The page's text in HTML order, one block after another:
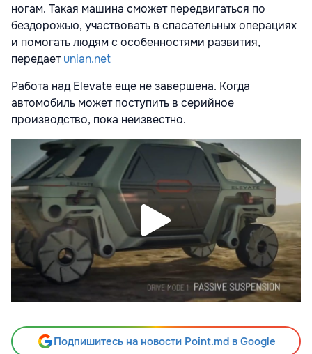
ногам. Такая машина сможет передвигаться по
бездорожью, участвовать в спасательных операциях
и помогать людям с особенностями развития,
передаетunian.net
Работа над Elevate еще не завершена. Когда
автомобиль может поступить в серийное
производство, пока неизвестно.
Подпишитесь на новости Point.md в Google